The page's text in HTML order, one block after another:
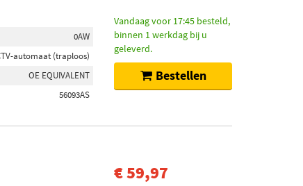
0AW
automaat (traploos)
OE EQUIVALENT
56093AS
Vandaag voor 17:45 besteld,
binnen 1 werkdag bij u
geleverd.
Bestellen
€ 59,97